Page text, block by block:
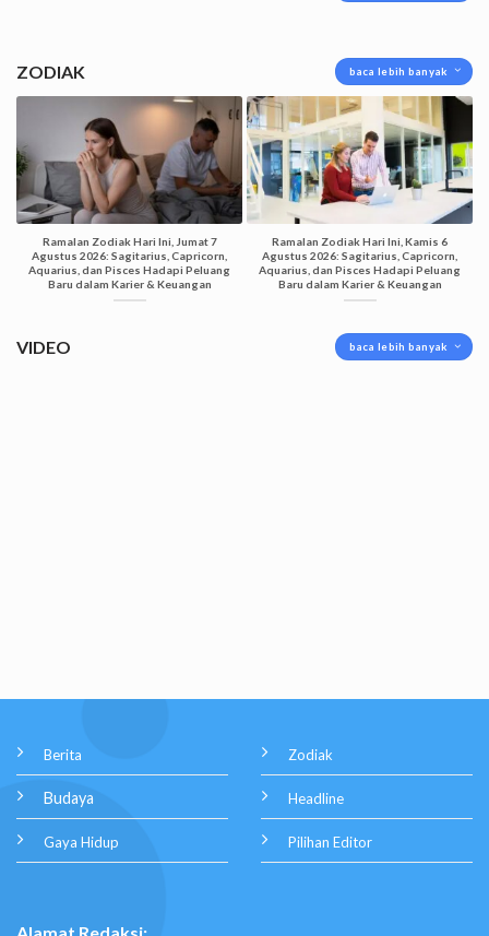
ZODIAK baca lebih banyak
Ramalan Zodiak Hari Ini, Jumat 7
Agustus 2026: Sagitarius, Capricorn,
Aquarius, dan Pisces Hadapi Peluang
Baru dalam Karier & Keuangan
Ramalan Zodiak Hari Ini, Kamis 6
Agustus 2026: Sagitarius, Capricorn,
Aquarius, dan Pisces Hadapi Peluang
Baru dalam Karier & Keuangan
VIDEO baca lebih banyak
Berita
Budaya
Gaya Hidup
Zodiak
Headline
Pilihan Editor
Alamat Redaksi: